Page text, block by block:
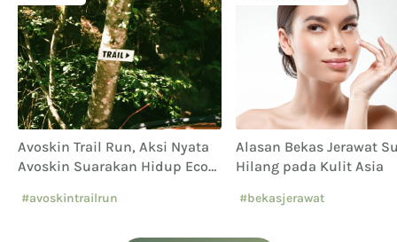
Avoskin Trail Run, Aksi Nyata
Avoskin Suarakan Hidup Eco
#avoskintrailrun
Alasan Bekas Jerawat
Hilang pada Kulit Asia
#bekasjerawat